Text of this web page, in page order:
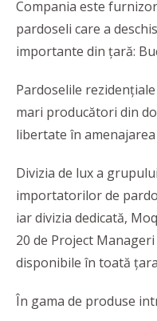
Compania este
pardoseli care a
importante din țară:
Pardoselile
mari producători din
libertate în amenajarea
Divizia de lux a grupului
importatorilor de
iar divizia dedicată,
20 de Project
disponibile în toată
În gama de produse